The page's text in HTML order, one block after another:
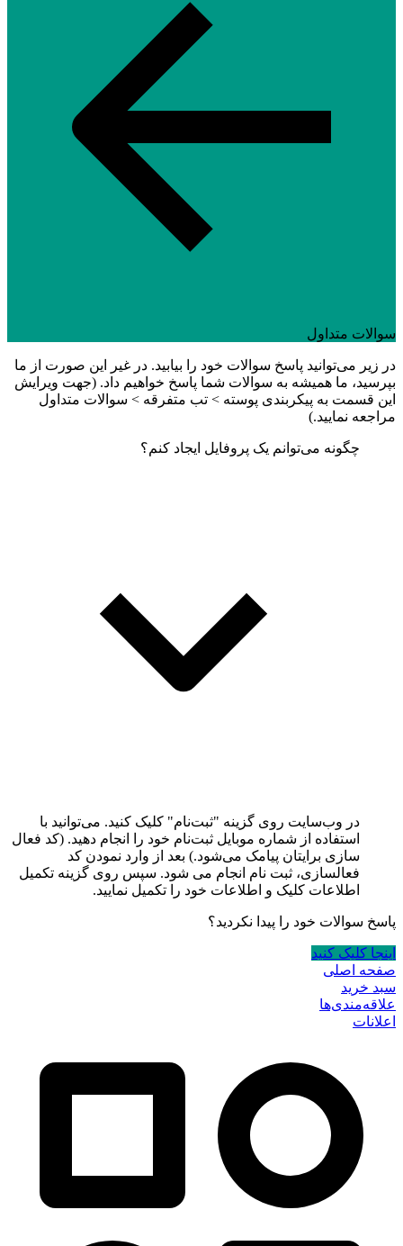
سوالات متداول
در زیر می‌توانید پاسخ سوالات خود را بیابید. در غیر این صورت از ما
بپرسید، ما همیشه به سوالات شما پاسخ خواهیم داد. (جهت ویرایش
این قسمت به پیکربندی پوسته > تب متفرقه > سوالات متداول
مراجعه نمایید.)
چگونه می‌توانم یک پروفایل ایجاد کنم؟
در وب‌سایت روی گزینه "ثبت‌نام" کلیک کنید. می‌توانید با
استفاده از شماره موبایل ثبت‌نام خود را انجام دهید. (کد فعال
سازی برایتان پیامک می‌شود.) بعد از وارد نمودن کد
فعالسازی، ثبت نام انجام می شود. سپس روی گزینه تکمیل
اطلاعات کلیک و اطلاعات خود را تکمیل نمایید.
پاسخ سوالات خود را پیدا نکردید؟
اینجا کلیک کنید
صفحه اصلی
سبد خرید
علاقه‌مندی‌ها
اعلانات